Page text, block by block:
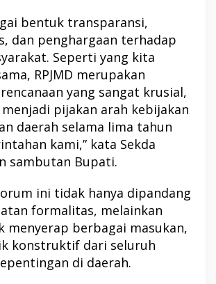
bentuk transparansi,
dan penghargaan terhadap
Seperti yang kita
RPJMD merupakan
yang sangat krusial,
pijakan arah kebijakan
daerah selama lima tahun
kami,” kata Sekda
sambutan Bupati.
ini tidak hanya dipandang
formalitas, melainkan
menyerap berbagai masukan,
konstruktif dari seluruh
di daerah.